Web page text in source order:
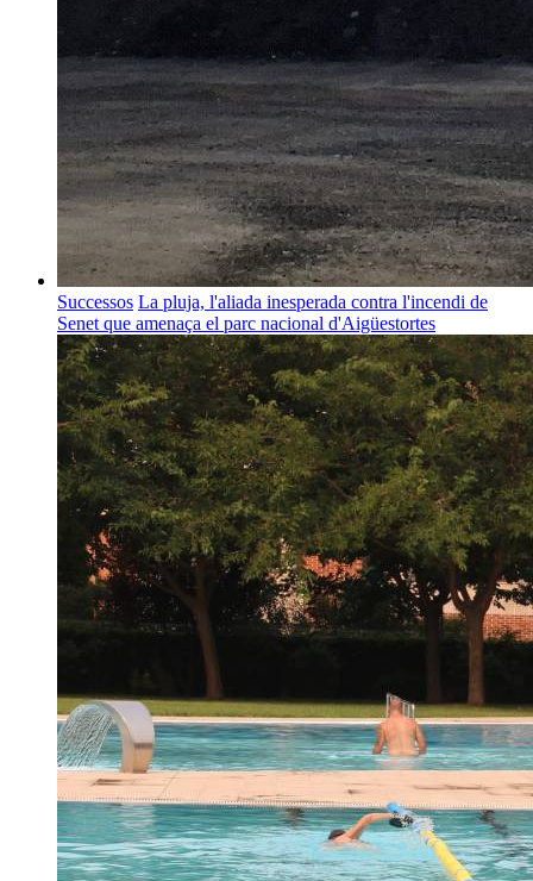
Successos La pluja, l'aliada inesperada contra l'incendi de
Senet que amenaça el parc nacional d'Aigüestortes